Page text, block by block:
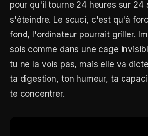
pour qu'il tourne 24 heures sur 24
s'éteindre. Le souci, c'est qu'à
fond, l'ordinateur pourrait griller.
sois comme dans une cage
tu ne la vois pas, mais elle va
ta digestion, ton humeur, ta
te concentrer.